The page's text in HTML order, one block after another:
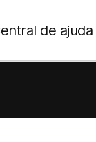
de ajuda